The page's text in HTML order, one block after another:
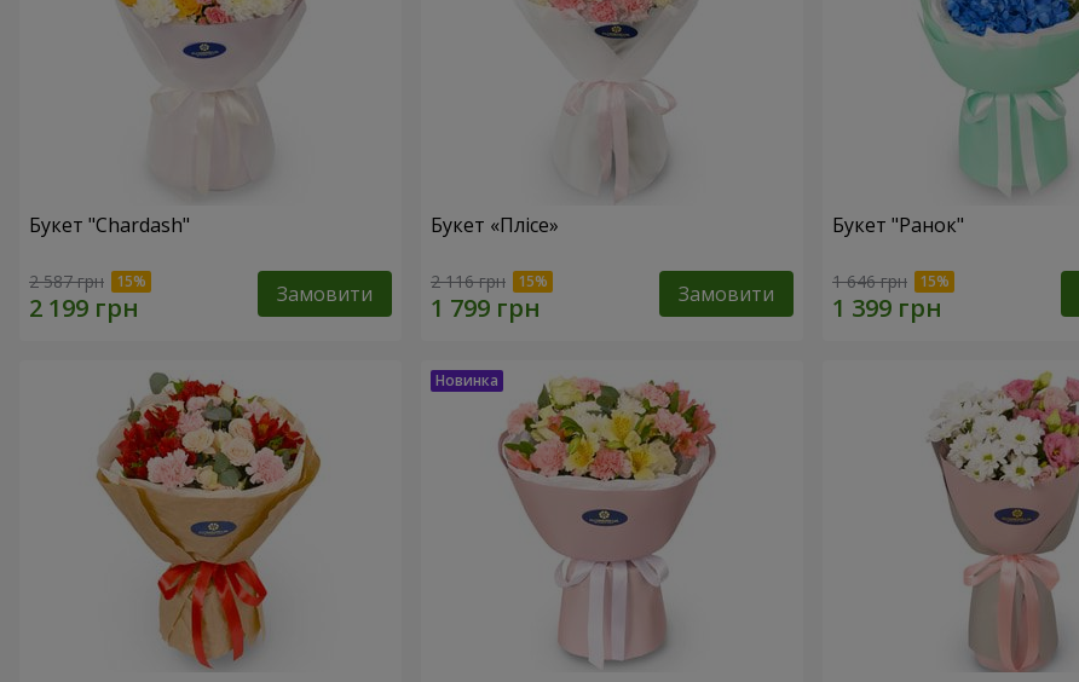
Букет "Chardash"
2 587 грн Замовити
Букет «Плісе»
2 116 грн Замовити
Букет "Ранок"
1 646 грн